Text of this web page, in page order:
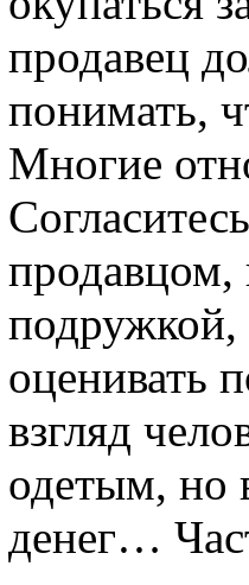
продавец
понимать,
Многие
продавцом,
подружкой,
оценивать
взгляд
одетым, но
денег…